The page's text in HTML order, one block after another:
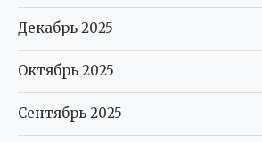
Декабрь 2025
Октябрь 2025
Сентябрь 2025